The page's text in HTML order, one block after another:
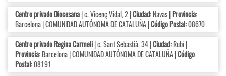
Centro privado Diocesana| c. Vicenç Vidal, 2 |Ciudad:Navàs |Provincia:
Barcelona | COMUNIDAD AUTÓNOMA DE CATALUÑA |Código Postal:08670
Centro privado Regina Carmeli| c. Sant Sebastià, 34 |Ciudad:Rubí |
Provincia:Barcelona | COMUNIDAD AUTÓNOMA DE CATALUÑA |Código
Postal:08191